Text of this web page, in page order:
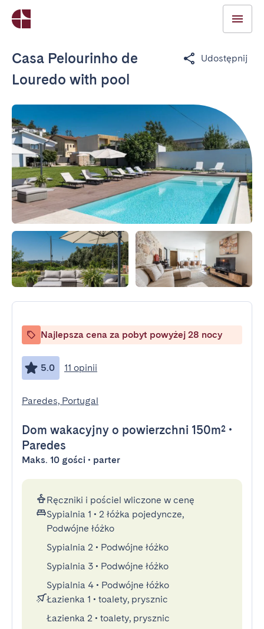
Casa Pelourinho de
Louredo with pool
Udostępnij
Najlepsza cena za pobyt powyżej 28 nocy
5.0 11 opinii
Paredes, Portugal
Dom wakacyjny o powierzchni 150m² •
Paredes
Maks. 10 gości • parter
Ręczniki i pościel wliczone w cenę
Sypialnia 1 • 2 łóżka pojedyncze,
Podwójne łóżko
Sypialnia 2 • Podwójne łóżko
Sypialnia 3 • Podwójne łóżko
Sypialnia 4 • Podwójne łóżko
Łazienka 1 • toalety, prysznic
Łazienka 2 • toalety, prysznic